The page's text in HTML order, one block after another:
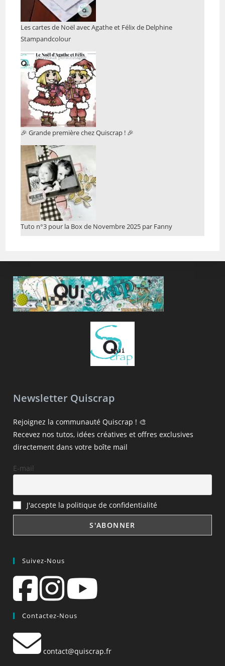
Les cartes de Noël avec Agathe et Félix de Delphine
Stampandcolour
🎉 Grande première chez Quiscrap ! 🎉
Tuto n°3 pour la Box de Novembre 2025 par Fanny
Newsletter Quiscrap
Rejoignez la communauté Quiscrap ! 🎨
Recevez nos tutos, idées créatives et offres exclusives
directement dans votre boîte mail
E-mail
J'accepte la politique de confidentialité
Suivez-Nous
Contactez-Nous
contact@quiscrap.fr